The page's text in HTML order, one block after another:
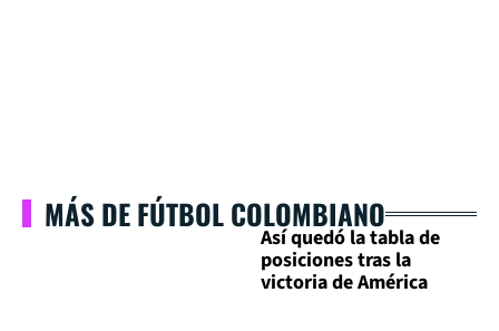
MÁS DE FÚTBOL COLOMBIANO
Así quedó la tabla de
posiciones tras la
victoria de América